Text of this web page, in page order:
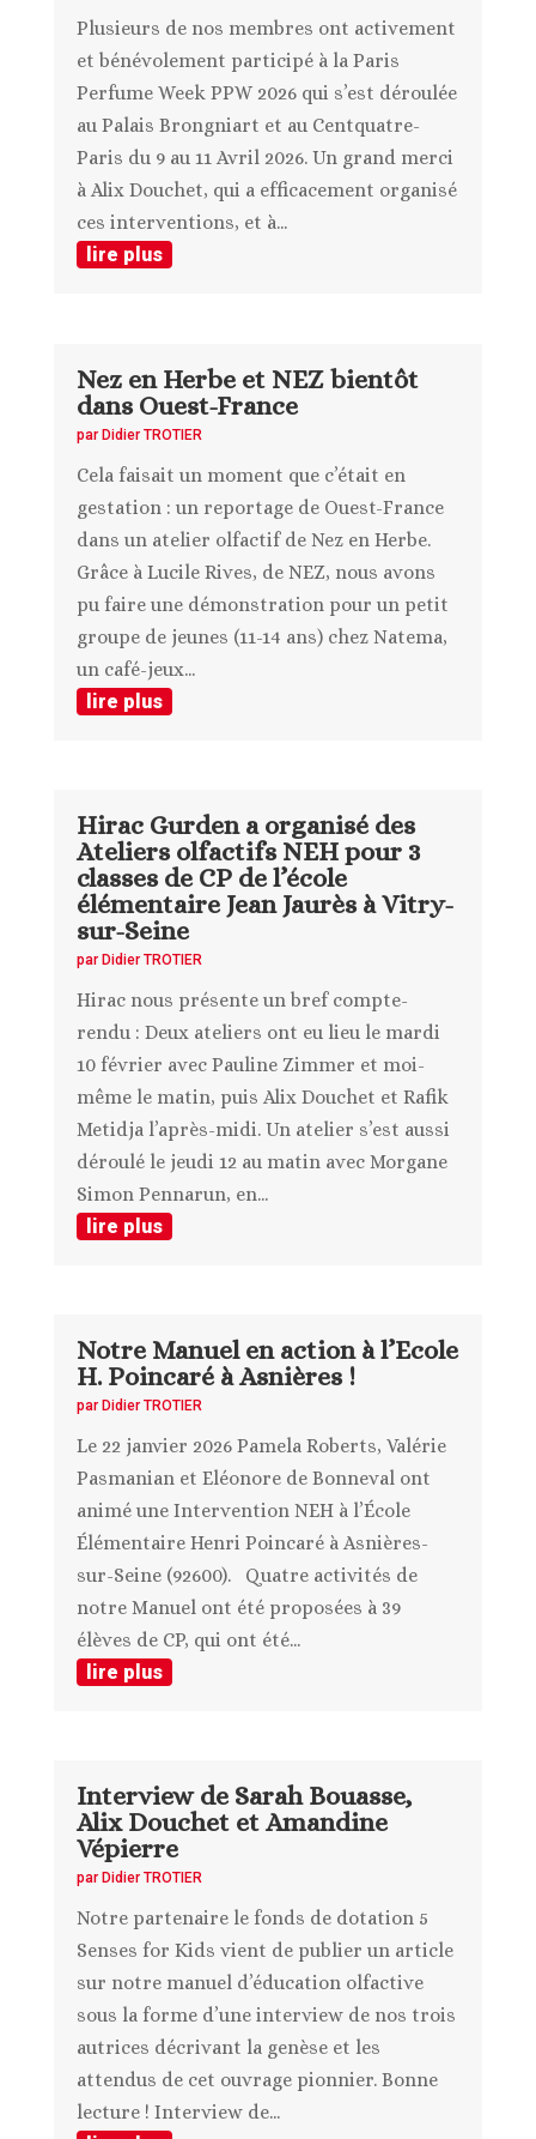
Plusieurs de nos membres ont activement
et bénévolement participé à la Paris
Perfume Week PPW 2026 qui s’est déroulée
au Palais Brongniart et au Centquatre-
Paris du 9 au 11 Avril 2026. Un grand merci
à Alix Douchet, qui a efficacement organisé
ces interventions, et à...
lire plus
Nez en Herbe et NEZ bientôt
dans Ouest-France
par Didier TROTIER
Cela faisait un moment que c’était en
gestation : un reportage de Ouest-France
dans un atelier olfactif de Nez en Herbe.
Grâce à Lucile Rives, de NEZ, nous avons
pu faire une démonstration pour un petit
groupe de jeunes (11-14 ans) chez Natema,
un café-jeux...
lire plus
Hirac Gurden a organisé des
Ateliers olfactifs NEH pour 3
classes de CP de l’école
élémentaire Jean Jaurès à Vitry-
sur-Seine
par Didier TROTIER
Hirac nous présente un bref compte-
rendu : Deux ateliers ont eu lieu le mardi
10 février avec Pauline Zimmer et moi-
même le matin, puis Alix Douchet et Rafik
Metidja l’après-midi. Un atelier s’est aussi
déroulé le jeudi 12 au matin avec Morgane
Simon Pennarun, en...
lire plus
Notre Manuel en action à l’Ecole
H. Poincaré à Asnières !
par Didier TROTIER
Le 22 janvier 2026 Pamela Roberts, Valérie
Pasmanian et Eléonore de Bonneval ont
animé une Intervention NEH à l’École
Élémentaire Henri Poincaré à Asnières-
sur-Seine (92600). Quatre activités de
notre Manuel ont été proposées à 39
élèves de CP, qui ont été...
lire plus
Interview de Sarah Bouasse,
Alix Douchet et Amandine
Vépierre
par Didier TROTIER
Notre partenaire le fonds de dotation 5
Senses for Kids vient de publier un article
sur notre manuel d’éducation olfactive
sous la forme d’une interview de nos trois
autrices décrivant la genèse et les
attendus de cet ouvrage pionnier. Bonne
lecture ! Interview de...